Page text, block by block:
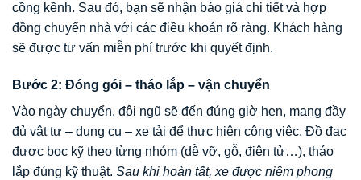
cồng kềnh. Sau đó, bạn sẽ nhận báo giá chi tiết và hợp
đồng chuyển nhà với các điều khoản rõ ràng. Khách hàng
sẽ được tư vấn miễn phí trước khi quyết định.
Bước 2: Đóng gói – tháo lắp – vận chuyển
Vào ngày chuyển, đội ngũ sẽ đến đúng giờ hẹn, mang đầy
đủ vật tư – dụng cụ – xe tải để thực hiện công việc. Đồ đạc
được bọc kỹ theo từng nhóm (dễ vỡ, gỗ, điện tử…), tháo
lắp đúng kỹ thuật. Sau khi hoàn tất, xe được niêm phong